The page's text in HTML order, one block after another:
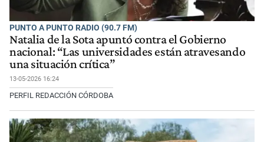
PUNTO A PUNTO RADIO (90.7 FM)
Natalia de la Sota apuntó contra el Gobierno
nacional: “Las universidades están atravesando
una situación crítica”
13-05-2026 16:24
PERFIL REDACCIÓN CÓRDOBA